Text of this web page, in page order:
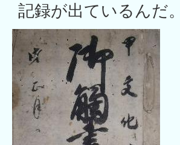
記録が出ているんだ。